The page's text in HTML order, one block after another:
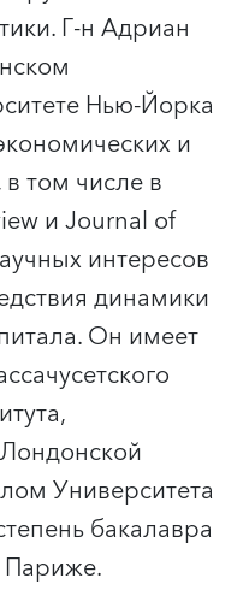
Г-н Адриан
Нью-Йорка
и
том числе в
и Journal of
интересов
динамики
Он имеет
Университета
бакалавра
Париже.